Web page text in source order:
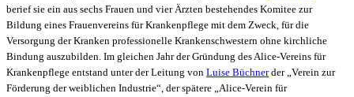
berief sie ein aus sechs Frauen und vier Ärzten bestehendes Komitee zur
Bildung eines Frauenvereins für Krankenpflege mit dem Zweck, für die
Versorgung der Kranken professionelle Krankenschwestern ohne kirchliche
Bindung auszubilden. Im gleichen Jahr der Gründung des Alice-Vereins für
Krankenpflege entstand unter der Leitung von Luise Büchnerder „Verein zur
Förderung der weiblichen Industrie“, der spätere „Alice-Verein für